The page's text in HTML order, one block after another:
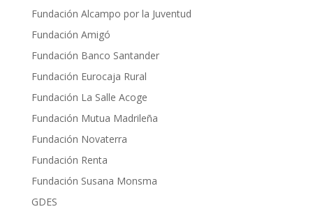
Fundación Alcampo por la Juventud
Fundación Amigó
Fundación Banco Santander
Fundación Eurocaja Rural
Fundación La Salle Acoge
Fundación Mutua Madrileña
Fundación Novaterra
Fundación Renta
Fundación Susana Monsma
GDES